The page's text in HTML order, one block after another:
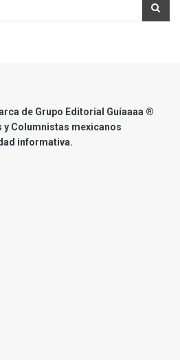
de Grupo Editorial Guíaaaa ®
Columnistas mexicanos
informativa.